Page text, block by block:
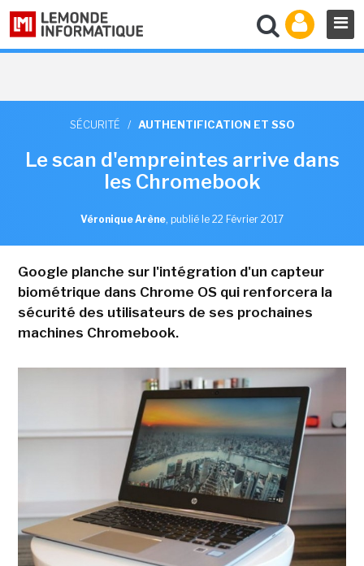
SÉCURITÉ / AUTHENTIFICATION ET SSO
Le scan d'empreintes arrive dans
les Chromebook
Véronique Arène, publié le 22 Février 2017
Google planche sur l'intégration d'un capteur
biométrique dans Chrome OS qui renforcera la
sécurité des utilisateurs de ses prochaines
machines Chromebook.